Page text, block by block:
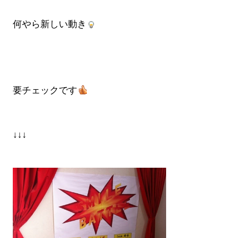
何やら新しい動き
要チェックです
↓↓↓